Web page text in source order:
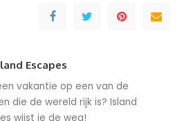
Escapes
vakantie op een van de
die de wereld rijk is? Island
wijst je de weg!